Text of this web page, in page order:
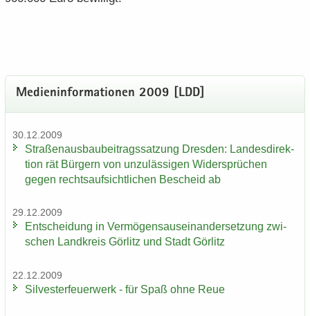
Me­di­en­in­for­ma­tio­nen 2009 [LDD]
30.12.2009
Stra­ßen­aus­bau­bei­trags­sat­zung Dres­den: Lan­des­di­rek­
ti­on rät Bür­gern von un­zu­läs­si­gen Wi­der­sprü­chen
gegen rechts­auf­sicht­li­chen Be­scheid ab
29.12.2009
Ent­schei­dung in Ver­mö­gens­aus­ein­an­der­set­zung zwi­
schen Land­kreis Gör­litz und Stadt Gör­litz
22.12.2009
Sil­ves­ter­feu­er­werk - für Spaß ohne Reue